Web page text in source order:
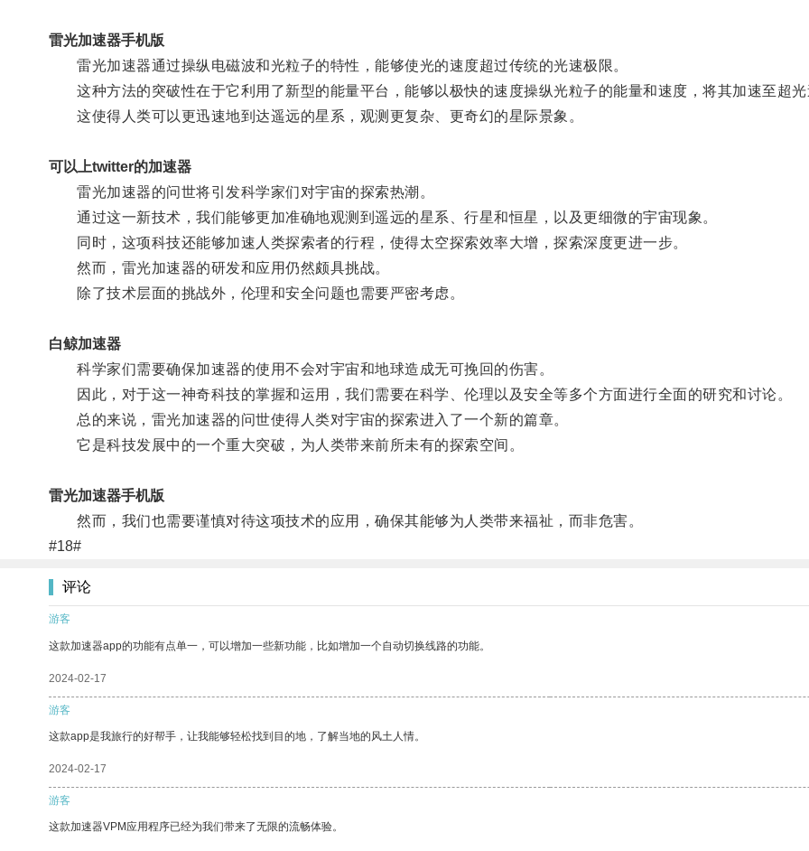
雷光加速器手机版
雷光加速器通过操纵电磁波和光粒子的特性，能够使光的速度超过传统的光速极限。
这种方法的突破性在于它利用了新型的能量平台，能够以极快的速度操纵光粒子的能量和速度，将其加速至超
这使得人类可以更迅速地到达遥远的星系，观测更复杂、更奇幻的星际景象。
可以上twitter的加速器
雷光加速器的问世将引发科学家们对宇宙的探索热潮。
通过这一新技术，我们能够更加准确地观测到遥远的星系、行星和恒星，以及更细微的宇宙现象。
同时，这项科技还能够加速人类探索者的行程，使得太空探索效率大增，探索深度更进一步。
然而，雷光加速器的研发和应用仍然颇具挑战。
除了技术层面的挑战外，伦理和安全问题也需要严密考虑。
白鲸加速器
科学家们需要确保加速器的使用不会对宇宙和地球造成无可挽回的伤害。
因此，对于这一神奇科技的掌握和运用，我们需要在科学、伦理以及安全等多个方面进行全面的研究和讨论。
总的来说，雷光加速器的问世使得人类对宇宙的探索进入了一个新的篇章。
它是科技发展中的一个重大突破，为人类带来前所未有的探索空间。
雷光加速器手机版
然而，我们也需要谨慎对待这项技术的应用，确保其能够为人类带来福祉，而非危害。
#18#
评论
游客
这款加速器app的功能有点单一，可以增加一些新功能，比如增加一个自动切换线路的功能。
2024-02-17
游客
这款app是我旅行的好帮手，让我能够轻松找到目的地，了解当地的风土人情。
2024-02-17
游客
这款加速器VPM应用程序已经为我们带来了无限的流畅体验。